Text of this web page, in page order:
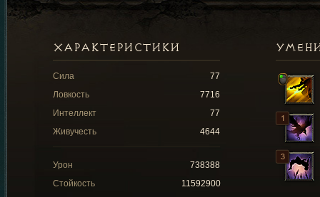
ХАРАКТЕРИСТИКИ
Сила
77
Ловкость
7716
Интеллект
77
Живучесть
4644
Урон
738388
Стойкость
11592900